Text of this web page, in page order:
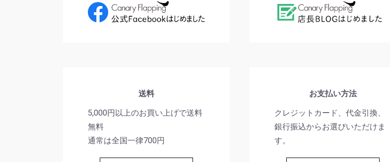
送料
5,000円以上のお買い上げで送料
無料
通常は全国一律700円
お支払い方法
クレジットカード、代金引換、
銀行振込からお選びいただけま
す。